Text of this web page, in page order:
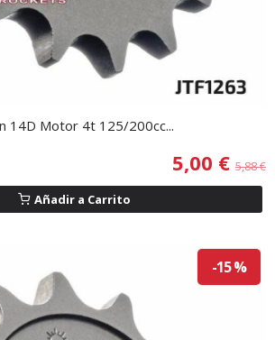
14D Motor 4t 125/200cc...
5,00 € 5,88 €
Añadir a Carrito
-15 %